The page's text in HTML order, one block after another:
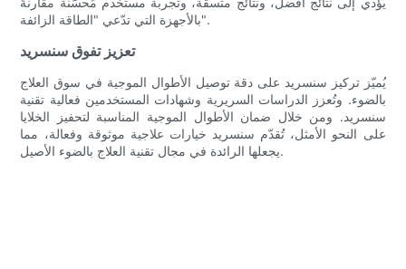
بالأجهزة التي تدّعي "الطاقة الزائفة".
تعزيز تفوق سنسريد
يُميّز تركيز سنسريد على دقة توصيل الأطوال الموجية في سوق العلاج
بالضوء. وتُعزز الدراسات السريرية وشهادات المستخدمين فعالية تقنية
سنسريد. ومن خلال ضمان الأطوال الموجية المناسبة لتحفيز الخلايا
على النحو الأمثل، تُقدّم سنسريد خيارات علاجية موثوقة وفعالة، مما
يجعلها الرائدة في مجال تقنية العلاج بالضوء الأصيل.